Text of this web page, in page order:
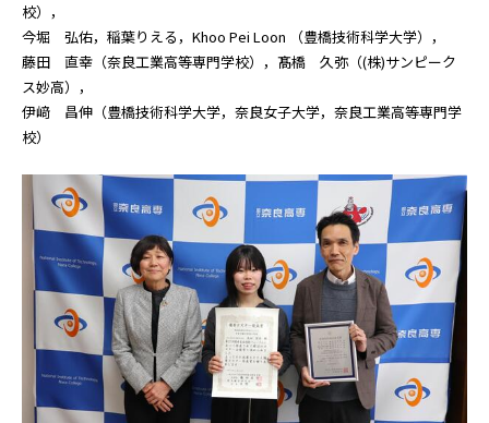
校），
今堀 弘佑，稲葉りえる，Khoo Pei Loon （豊橋技術科学大学），
藤田 直幸（奈良工業高等専門学校），髙橋 久弥（(株)サンピーク
ス妙高），
伊﨑 昌伸（豊橋技術科学大学，奈良女子大学，奈良工業高等専門学
校）